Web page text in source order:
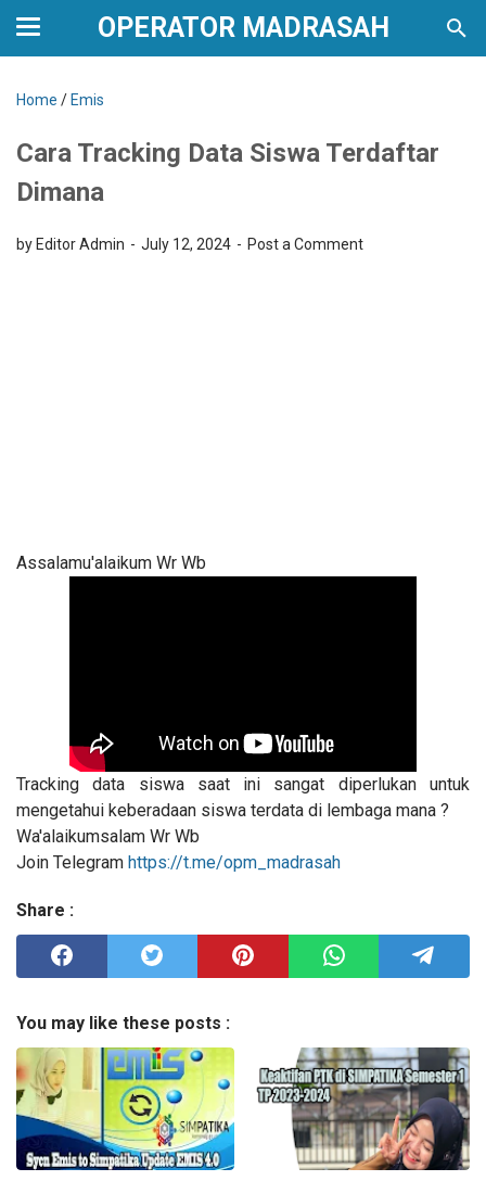
OPERATOR MADRASAH
Home / Emis
Cara Tracking Data Siswa Terdaftar
Dimana
by Editor Admin July 12, 2024 Post a Comment
Assalamu'alaikum Wr Wb
Tracking data siswa saat ini sangat diperlukan untuk
mengetahui keberadaan siswa terdata di lembaga mana ?
Wa'alaikumsalam Wr Wb
Join Telegram https://t.me/opm_madrasah
Share :
You may like these posts :